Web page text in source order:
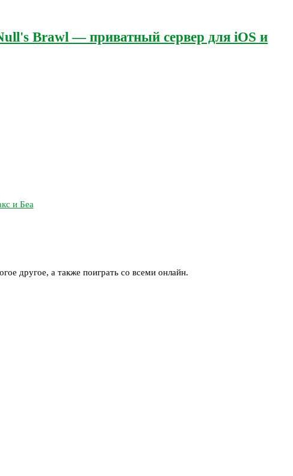
Brawl — приватный сервер для iOS и
другое, а также поиграть со всеми онлайн.